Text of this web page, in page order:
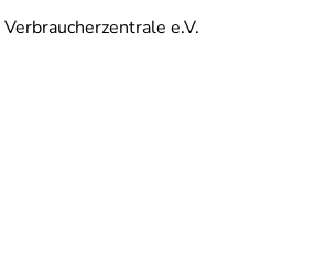
Verbraucherzentrale e.V.